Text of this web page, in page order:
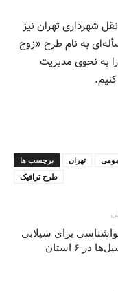
شهرداری تهران نیز
به نام طرح «زوج
به نحوی مدیریت
برچسب ها تهران
طرح ترافیک
برای سیلابی
۶ استان